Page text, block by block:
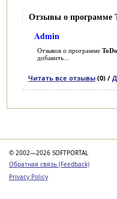
Отзывы о программе
Admin
Отзывов о программе
добавить...
Читать все отзывы(0) /
© 2002—2026 SOFTPORTAL
Обратная связь (Feedback)
Privacy Policy